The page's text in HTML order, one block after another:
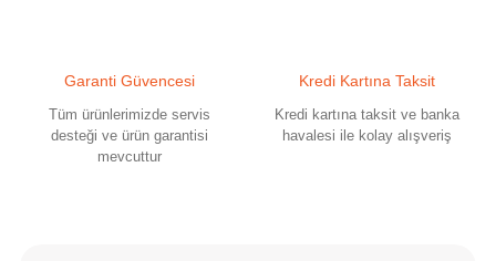
Garanti Güvencesi
Tüm ürünlerimizde servis
desteği ve ürün garantisi
mevcuttur
Kredi Kartına Taksit
Kredi kartına taksit ve banka
havalesi ile kolay alışveriş